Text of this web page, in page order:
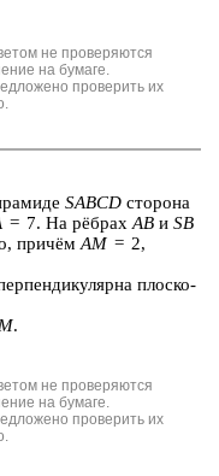
не проверяются
на бумаге.
проверить их
SABCD сто­ро­на
= 7. На рёбрахAB и SB
причёмAM = 2,
плос­ко­
.
не проверяются
на бумаге.
проверить их